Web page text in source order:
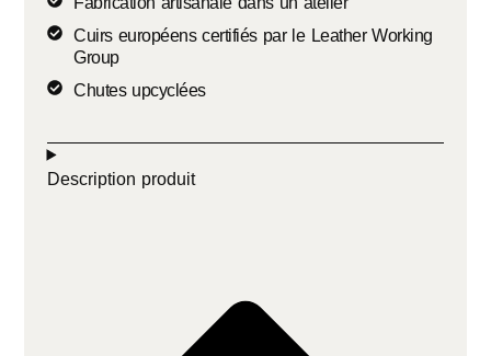
Cuirs européens certifiés par le Leather Working
Group
Chutes upcyclées
Description produit